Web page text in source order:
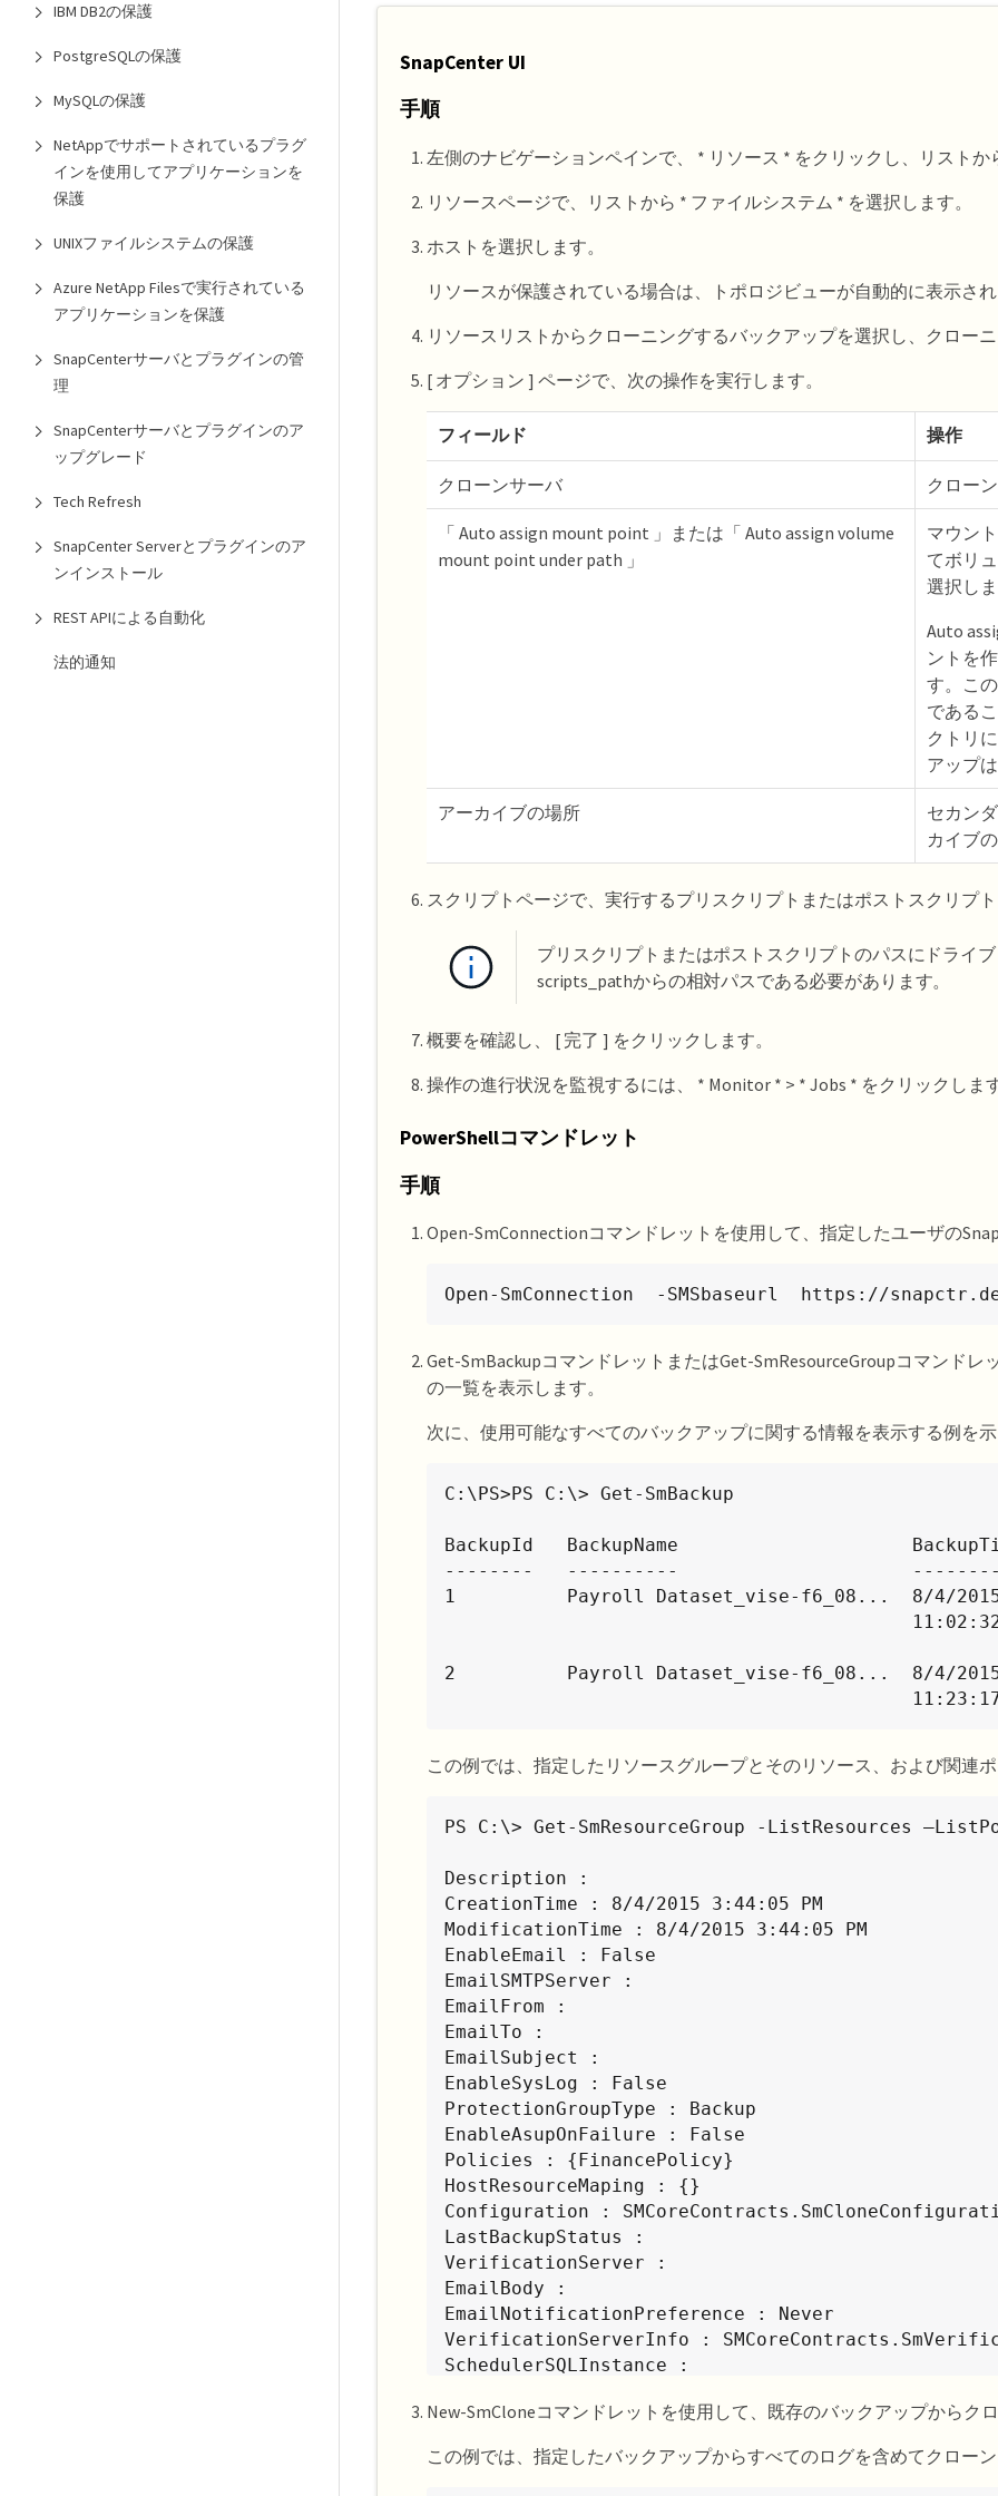
IBM DB2の保護
PostgreSQLの保護
MySQLの保護
NetAppでサポートされているプラグ
インを使用してアプリケーションを
保護
UNIXファイルシステムの保護
Azure NetApp Filesで実行されている
アプリケーションを保護
SnapCenterサーバとプラグインの管
理
SnapCenterサーバとプラグインのア
ップグレード
Tech Refresh
SnapCenter Serverとプラグインのア
ンインストール
REST APIによる自動化
法的通知
SnapCenter UI
手順
左側のナビゲーションペインで、 * リソース * をクリックし、リスト
リソースページで、リストから * ファイルシステム * を選択します。
ホストを選択します。
リソースが保護されている場合は、トポロジビューが自動的に表示さ
リソースリストからクローニングするバックアップを選択し、クロー
[ オプション ] ページで、次の操作を実行します。
フィールド 操作
クローンサーバ クロー
「 Auto assign mount point 」または「 Auto assign volume
mount point under path 」
マウン
てボリ
選択し
Auto
ントを
す。こ
である
クトリ
アップ
アーカイブの場所
セカン
カイブ
スクリプトページで、実行するプリスクリプトまたはポストスクリプ
プリスクリプトまたはポストスクリプトのパスにドライ
scripts_pathからの相対パスである必要があります。
概要を確認し、 [ 完了 ] をクリックします。
操作の進行状況を監視するには、 * Monitor * > * Jobs * をクリックしま
PowerShellコマンドレット
手順
Open-SmConnectionコマンドレットを使用して、指定したユーザの
Open-SmConnection  -SMSbaseurl  https://
Get-SmBackupコマンドレットまたはGet-SmResourceGroupコマンド
の一覧を表示します。
次に、使用可能なすべてのバックアップに関する情報を表示する例を
C:\PS>PS C:\> Get-SmBackup
BackupId   BackupName
--------   ----------
1          Payroll Dataset_vise-f6_08...  8/4/
2          Payroll Dataset_vise-f6_08...  8/4/
この例では、指定したリソースグループとそのリソース、および関連
PS C:\> Get-SmResourceGroup -ListResources
Description :
CreationTime : 8/4/2015 3:44:05 PM
ModificationTime : 8/4/2015 3:44:05 PM
EnableEmail : False
EmailSMTPServer :
EmailFrom :
EmailTo :
EmailSubject :
EnableSysLog : False
ProtectionGroupType : Backup
EnableAsupOnFailure : False
Policies : {FinancePolicy}
HostResourceMaping : {}
Configuration :
LastBackupStatus :
VerificationServer :
EmailBody :
EmailNotificationPreference : Never
VerificationServerInfo :
SchedulerSQLInstance :
CustomSnapshotFormat :
SearchResources : False
ByPassCredential : False
New-SmCloneコマンドレットを使用して、既存のバックアップからク
この例では、指定したバックアップからすべてのログを含めてクロー